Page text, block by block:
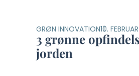
GRØN INNOVATION10.
3 grønne
jorden